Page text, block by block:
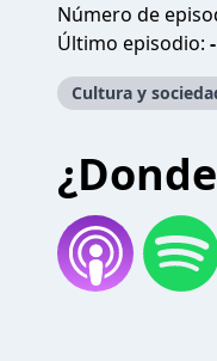
Número de
Último episodio: -
Cultura y